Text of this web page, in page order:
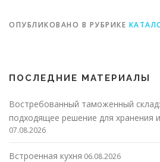
ОПУБЛИКОВАНО В РУБРИКЕ
ПОСЛЕДНИЕ МАТЕРИАЛЫ
Востребованный таможенный
подходящее решение для хранения
07.08.2026
Встроенная кухня 06.08.2026